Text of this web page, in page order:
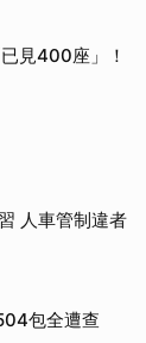
見400座」！
人車管制違者
包全遭查